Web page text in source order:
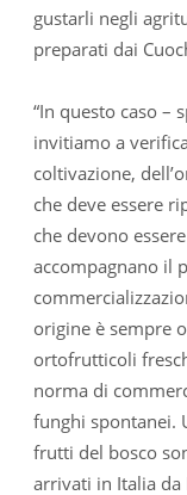
gustarli negli
preparati dai
“In questo caso –
invitiamo a
coltivazione,
che deve essere
che devono
accompagnano il
origine è sempre
ortofrutticoli
norma di
funghi spontanei.
frutti del bosco
arrivati in Italia da